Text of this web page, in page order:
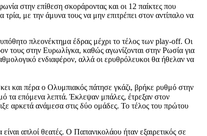
στην επίθεση σκοράροντας και οι 12 παίκτες που
με την άμυνα τους να μην επιτρέπει στον αντίπαλο να
πλεονέκτημα έδρας μέχρι το τέλος των play-off. Οι
τους στην Ευρωλίγκα, καθώς αγωνίζονται στην Ρωσία για
ενδιαφέρον, αλλά οι ερυθρόλευκοι θα ήθελαν να
και πέρα ο Ολυμπιακός πάτησε γκάζι, βρήκε ρυθμό στην
τα επόμενα λεπτά. Έκλεψαν μπάλες, έτρεξαν στον
αρκετά ανάμεσα στις δύο ομάδες. Το τέλος του πρώτου
απλοί θεατές. Ο Παπανικολάου ήταν εξαιρετικός σε